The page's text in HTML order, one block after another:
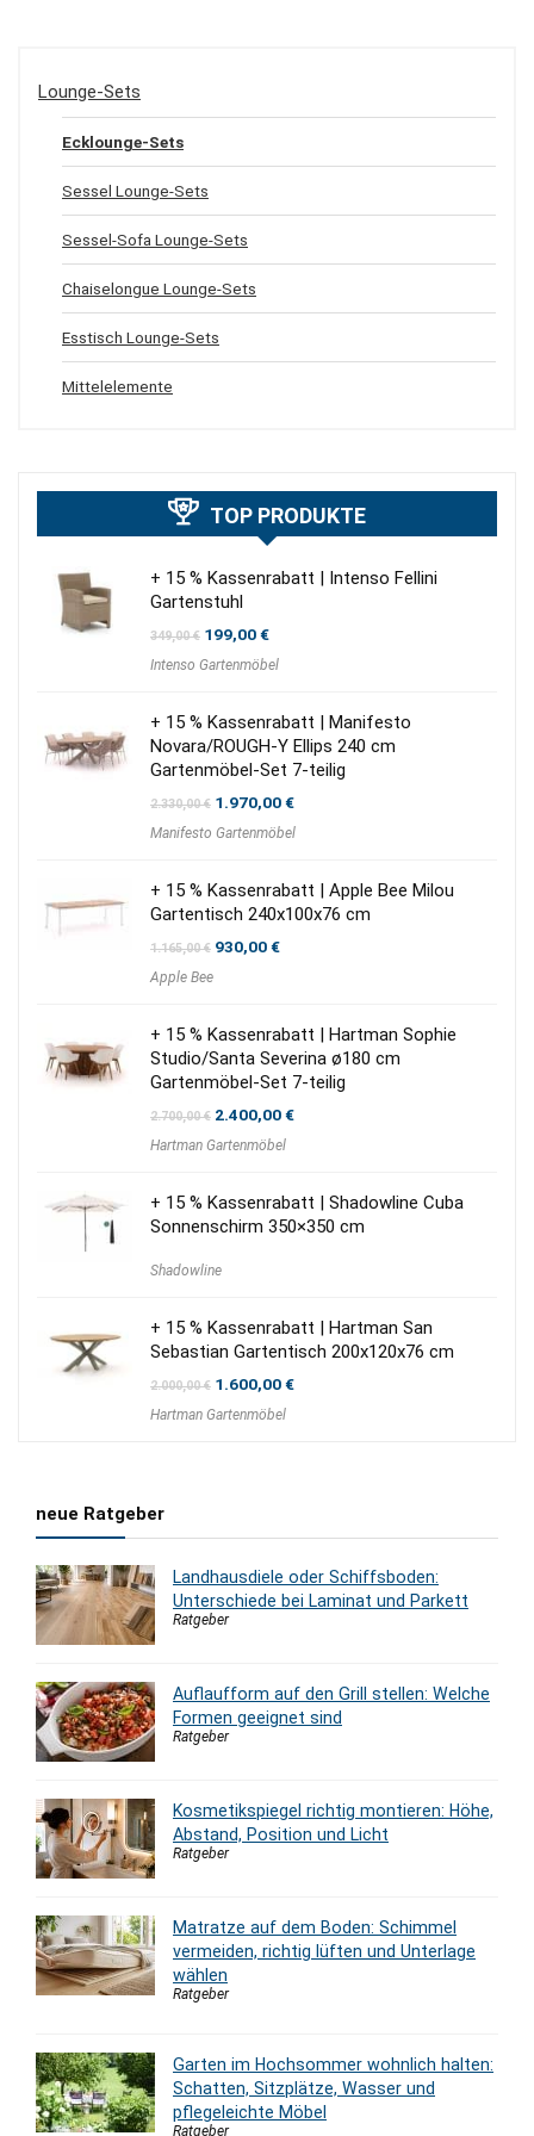
Lounge-Sets
Ecklounge-Sets
Sessel Lounge-Sets
Sessel-Sofa Lounge-Sets
Chaiselongue Lounge-Sets
Esstisch Lounge-Sets
Mittelelemente
TOP PRODUKTE
+ 15 % Kassenrabatt | Intenso Fellini
Gartenstuhl
349,00€ Ursprünglicher
war:
199,00€Aktueller
ist:
Intenso Gartenmöbel
+ 15 % Kassenrabatt | Manifesto
Novara/ROUGH-Y Ellips 240 cm
Gartenmöbel-Set 7-teilig
2.330,00€ Ursprünglicher
war:
1.970,00€Aktueller
ist:
Manifesto Gartenmöbel
+ 15 % Kassenrabatt | Apple Bee Milou
Gartentisch 240x100x76 cm
1.165,00€ Ursprünglicher
930,00€Aktueller
Apple Bee
+ 15 % Kassenrabatt | Hartman Sophie
Studio/Santa Severina ø180 cm
Gartenmöbel-Set 7-teilig
2.700,00€ Ursprünglicher
war:
2.400,00€Aktueller
Hartman Gartenmöbel
+ 15 % Kassenrabatt | Shadowline Cuba
Sonnenschirm 350×350 cm
Shadowline
+ 15 % Kassenrabatt | Hartman San
Sebastian Gartentisch 200x120x76 cm
2.000,00€ Ursprünglicher
war:
1.600,00€Aktueller
Hartman Gartenmöbel
neue Ratgeber
Landhausdiele oder Schiffsboden:
Unterschiede bei Laminat und Parkett
Ratgeber
Auflaufform auf den Grill stellen: Welche
Formen geeignet sind
Ratgeber
Kosmetikspiegel richtig montieren: Höhe,
Abstand, Position und Licht
Ratgeber
Matratze auf dem Boden: Schimmel
vermeiden, richtig lüften und Unterlage
wählen
Ratgeber
Garten im Hochsommer wohnlich halten:
Schatten, Sitzplätze, Wasser und
pflegeleichte Möbel
Ratgeber